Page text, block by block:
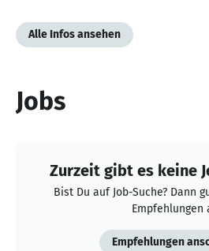
Alle Infos ansehen
Jobs
Zurzeit gibt es keine
Bist Du auf Job-Suche? Dann
Empfehlungen
Empfehlungen